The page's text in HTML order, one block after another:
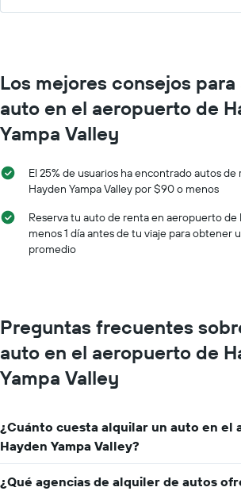
Los mejores consejos
auto en el aeropuerto de
Yampa Valley
El 25% de usuarios ha encontrado autos
Hayden Yampa Valley por $90 o menos
Reserva tu auto de renta en aeropuerto de
menos 1 día antes de tu viaje para obtener
promedio
Preguntas frecuentes
auto en el aeropuerto de
Yampa Valley
¿Cuánto cuesta alquilar un auto en el
Hayden Yampa Valley?
¿Qué agencias de alquiler de autos